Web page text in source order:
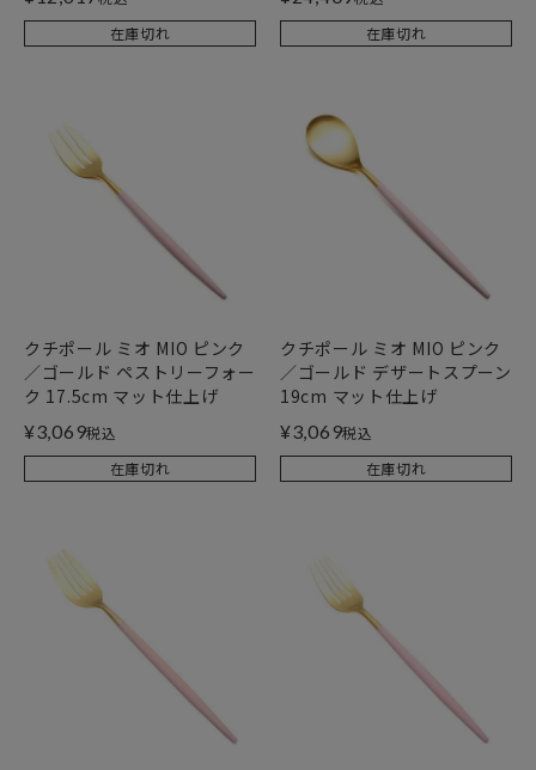
在庫切れ
在庫切れ
クチポール ミオ MIO ピンク
／ゴールド ペストリーフォー
ク 17.5cm マット仕上げ
¥3,069税込
在庫切れ
クチポール ミオ MIO ピンク
／ゴールド デザートスプーン
19cm マット仕上げ
¥3,069税込
在庫切れ